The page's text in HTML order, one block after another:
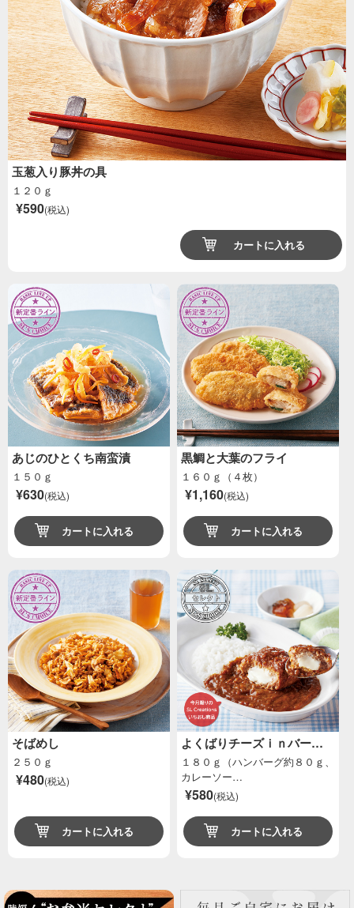
玉葱入り豚丼の具
１２０ｇ
¥590(税込)
カートに入れる
あじのひとくち南蛮漬
１５０ｇ
¥630(税込)
カートに入れる
黒鯛と大葉のフライ
１６０ｇ（４枚）
¥1,160(税込)
カートに入れる
そばめし
２５０ｇ
¥480(税込)
カートに入れる
よくばりチーズｉｎバー…
１８０ｇ（ハンバーグ約８０ｇ、
カレーソー…
¥580(税込)
カートに入れる